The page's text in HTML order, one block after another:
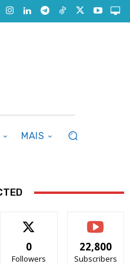
MAIS
0
Followers
22,800
Subscribers